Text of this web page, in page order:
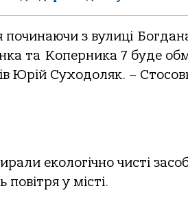
починаючи з вулиці
та Коперника 7 буде
Юрій Суходоляк. –
екологічно чисті
у місті.